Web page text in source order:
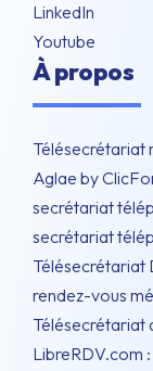
LinkedIn
Youtube
À propos
Télésecrétariat
Aglae by
secrétariat
secrétariat
Télésecrétariat
rendez-vous
Télésecrétariat
LibreRDV.com